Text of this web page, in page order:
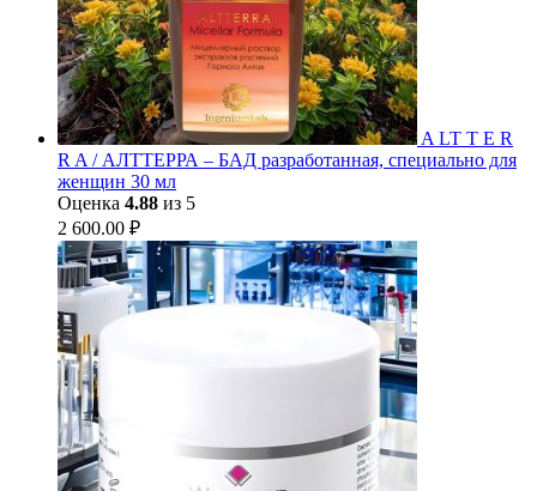
A LT T E R
R A / АЛТТЕРРА – БАД разработанная, специально для
женщин 30 мл
Оценка 4.88 из 5
2 600.00 ₽